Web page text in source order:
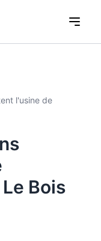
l'usine de
Bois